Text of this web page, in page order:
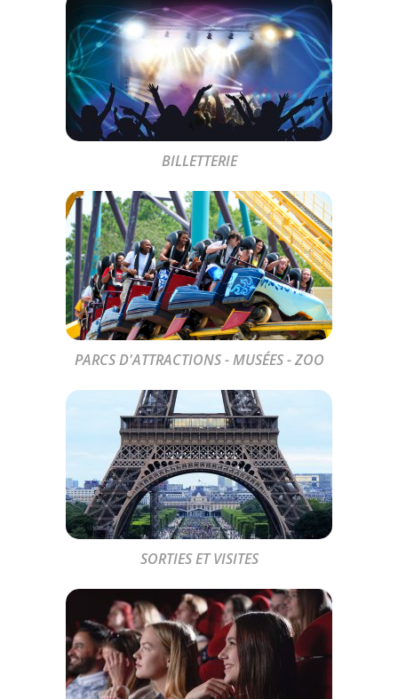
BILLETTERIE
PARCS D'ATTRACTIONS - MUSÉES - ZOO
SORTIES ET VISITES